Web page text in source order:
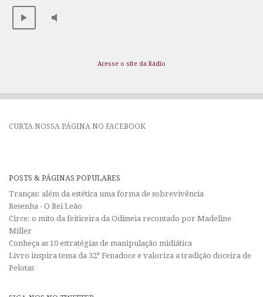
Acesse o site da Rádio
CURTA NOSSA PÁGINA NO FACEBOOK
POSTS & PÁGINAS POPULARES
Tranças: além da estética uma forma de sobrevivência
Resenha - O Rei Leão
Circe: o mito da feiticeira da Odisseia recontado por Madeline
Miller
Conheça as 10 estratégias de manipulação midiática
Livro inspira tema da 32ª Fenadoce e valoriza a tradição doceira de
Pelotas